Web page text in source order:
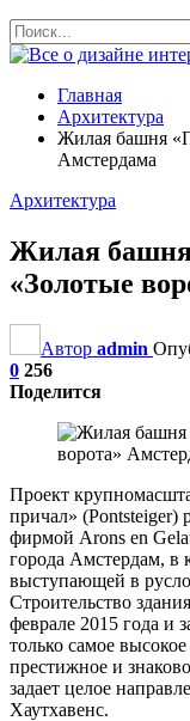
Главная
Архитектура
Жилая башня
Амстердама
Архитектура
Жилая
«Золотые
Автор admin
0 256
Поделится
Проект
причал» (Pontsteiger)
фирмой Arons en
города Амстердам, в
выступающей в
Строительство
феврале 2015 года и
только самое
престижное и
задает целое
Хаутхавенс.